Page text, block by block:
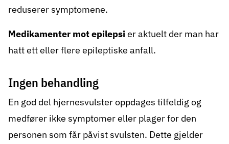
reduserer symptomene.
Medikamenter mot epilepsier aktuelt der man har
hatt ett eller flere epileptiske anfall.
Ingen behandling
En god del hjernesvulster oppdages tilfeldig og
medfører ikke symptomer eller plager for den
personen som får påvist svulsten. Dette gjelder